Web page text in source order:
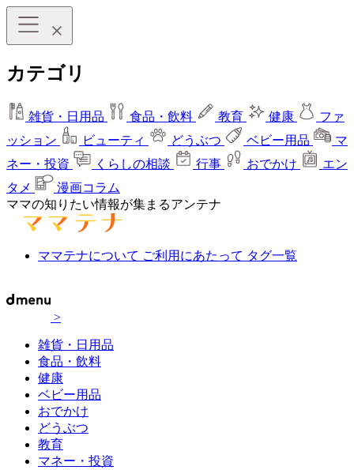
カテゴリ
雑貨・日用品 食品・飲料 教育 健康
ファ
ッション
ビューティ どうぶつ ベビー用品
マ
ネー・投資
くらしの相談 行事 おでかけ
エン
タメ
漫画コラム
ママの知りたい情報が集まるアンテナ
ママテナについて ご利用にあたって タグ一覧
>
雑貨・日用品
食品・飲料
健康
ベビー用品
おでかけ
どうぶつ
教育
マネー・投資